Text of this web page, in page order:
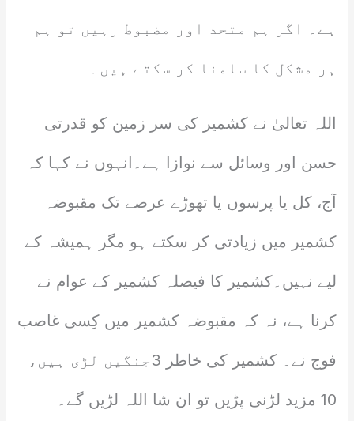
ہے۔ اگر ہم متحد اور مضبوط رہیں تو ہم
ہر مشکل کا سامنا کر سکتے ہیں۔
اللہ تعالیٰ نے کشمیر کی سر زمین کو قدرتی
حسن اور وسائل سے نوازا ہے۔انہوں نے کہا کہ
آج، کل یا پرسوں یا تھوڑے عرصے تک مقبوضہ
کشمیر میں زیادتی کر سکتے ہو مگر ہمیشہ کے
لیے نہیں۔کشمیر کا فیصلہ کشمیر کے عوام نے
کرنا ہے، نہ کہ مقبوضہ کشمیر میں کِسی غاصب
فوج نے۔ کشمیر کی خاطر 3جنگیں لڑی ہیں،
10 مزید لڑنی پڑیں تو ان شا اللہ لڑیں گے۔